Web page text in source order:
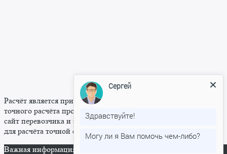
Расчёт является примерным, для более
точного расчёта просьба переходить на
сайт перевозчика и заполнить все поля
для расчёта точной стоимости перевозки.
Важная информация